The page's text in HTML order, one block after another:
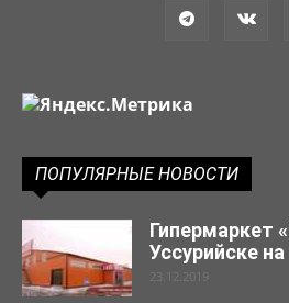
ПОПУЛЯРНЫЕ НОВОСТИ
Гипермаркет
Уссурийске
23.12.2019